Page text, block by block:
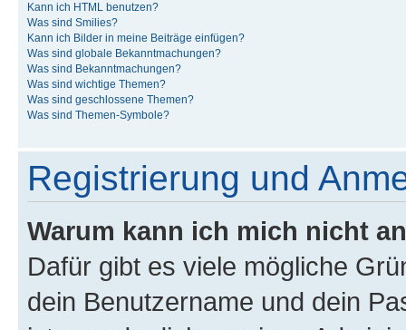
Kann ich HTML benutzen?
Was sind Smilies?
Kann ich Bilder in meine Beiträge einfügen?
Was sind globale Bekanntmachungen?
Was sind Bekanntmachungen?
Was sind wichtige Themen?
Was sind geschlossene Themen?
Was sind Themen-Symbole?
Registrierung und
Warum kann ich mich nicht
Dafür gibt es viele mögliche
dein Benutzername und dein